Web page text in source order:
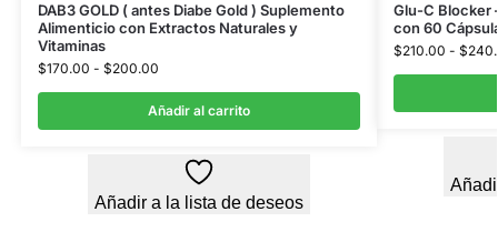
DAB3 GOLD ( antes Diabe Gold ) Suplemento
Alimenticio con Extractos Naturales y
Vitaminas
$170.00 - $200.00
Añadir al carrito
Añadir a la lista de deseos
Glu-C Blocker
con 60
$210.00 - $